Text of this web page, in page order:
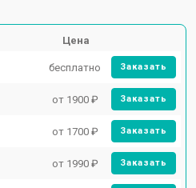
Цена
бесплатно Заказать
от 1900 ₽ Заказать
от 1700 ₽ Заказать
от 1990 ₽ Заказать